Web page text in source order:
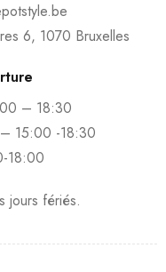
6, 1070 Bruxelles
– 18:30
15:00 -18:30
18:00
jours fériés.